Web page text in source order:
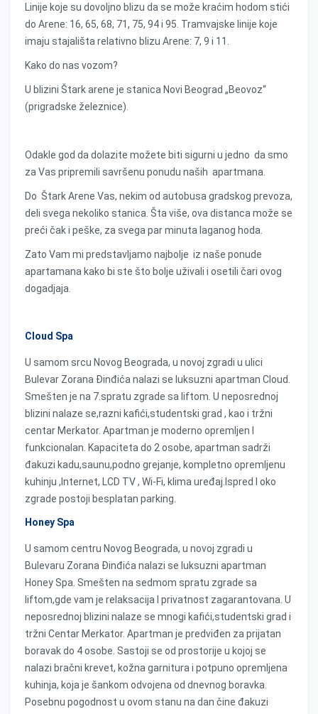
Linije koje su dovoljno blizu da se može kraćim hodom stići
do Arene: 16, 65, 68, 71, 75, 94 i 95. Tramvajske linije koje
imaju stajališta relativno blizu Arene: 7, 9 i 11.
Kako do nas vozom?
U blizini Štark arene je stanica Novi Beograd „Beovoz“
(prigradske železnice).
Odakle god da dolazite možete biti sigurni u jedno da smo
za Vas pripremili savršenu ponudu naših apartmana.
Do Štark Arene Vas, nekim od autobusa gradskog prevoza,
deli svega nekoliko stanica. Šta više, ova distanca može se
preći čak i peške, za svega par minuta laganog hoda.
Zato Vam mi predstavljamo najbolje iz naše ponude
apartamana kako bi ste što bolje uživali i osetili čari ovog
dogadjaja.
Cloud Spa
U samom srcu Novog Beograda, u novoj zgradi u ulici
Bulevar Zorana Đinđića nalazi se luksuzni apartman Cloud.
Smešten je na 7.spratu zgrade sa liftom. U neposrednoj
blizini nalaze se,razni kafići,studentski grad , kao i tržni
centar Merkator. Apartman je moderno opremljen I
funkcionalan. Kapaciteta do 2 osobe, apartman sadrži
đakuzi kadu,saunu,podno grejanje, kompletno opremljenu
kuhinju ,Internet, LCD TV , Wi-Fi, klima uređaj.Ispred I oko
zgrade postoji besplatan parking.
Honey Spa
U samom centru Novog Beograda, u novoj zgradi u
Bulevaru Zorana Đinđića nalazi se luksuzni apartman
Honey Spa. Smešten na sedmom spratu zgrade sa
liftom,gde vam je relaksacija I privatnost zagarantovana. U
neposrednoj blizini nalaze se mnogi kafići,studentski grad i
tržni Centar Merkator. Apartman je predviđen za prijatan
boravak do 4 osobe. Sastoji se od prostorije u kojoj se
nalazi bračni krevet, kožna garnitura i potpuno opremljena
kuhinja, koja je šankom odvojena od dnevnog boravka.
Posebnu pogodnost u ovom stanu na dan čine đakuzi